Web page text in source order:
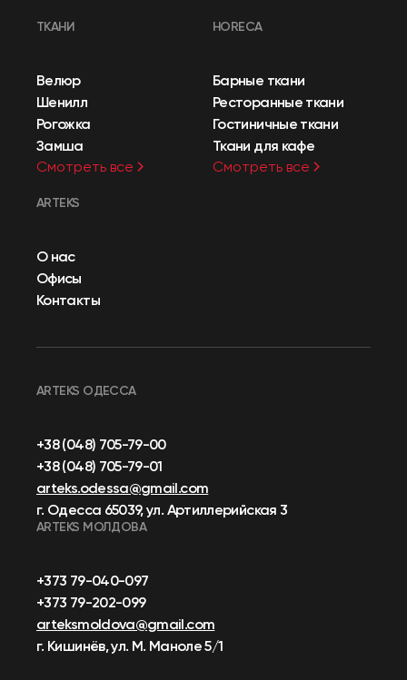
ТКАНИ
Велюр
Шенилл
Рогожка
Замша
Смотреть все
HORECA
Барные ткани
Ресторанные ткани
Гостиничные ткани
Ткани для кафе
Смотреть все
ARTEKS
О нас
Офисы
Контакты
ARTEKS ОДЕССА
+38 (048) 705-79-00
+38 (048) 705-79-01
arteks.odessa@gmail.com
г. Одесса 65039, ул. Артиллерийская 3
ARTEKS МОЛДОВА
+373 79-040-097
+373 79-202-099
arteksmoldova@gmail.com
г. Кишинёв, ул. М. Маноле 5/1